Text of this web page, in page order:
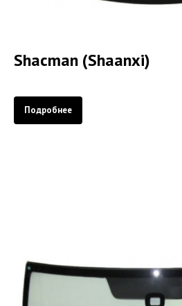
Shacman (Shaanxi)
Подробнее